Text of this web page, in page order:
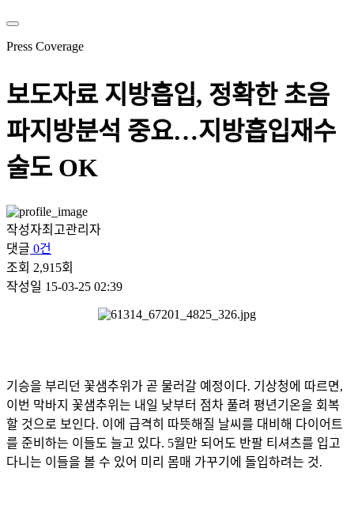
Press Coverage
보도자료 지방흡입, 정확한 초음
파지방분석 중요…지방흡입재수
술도 OK
작성자최고관리자
댓글 0건
조회 2,915회
작성일 15-03-25 02:39
기승을 부리던 꽃샘추위가 곧 물러갈 예정이다. 기상청에 따르면,
이번 막바지 꽃샘추위는 내일 낮부터 점차 풀려 평년기온을 회복
할 것으로 보인다. 이에 급격히 따뜻해질 날씨를 대비해 다이어트
를 준비하는 이들도 늘고 있다. 5월만 되어도 반팔 티셔츠를 입고
다니는 이들을 볼 수 있어 미리 몸매 가꾸기에 돌입하려는 것.